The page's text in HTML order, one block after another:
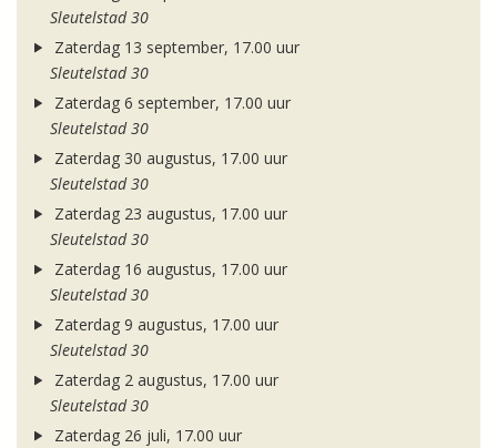
Sleutelstad 30
Zaterdag 13 september, 17.00 uur
Sleutelstad 30
Zaterdag 6 september, 17.00 uur
Sleutelstad 30
Zaterdag 30 augustus, 17.00 uur
Sleutelstad 30
Zaterdag 23 augustus, 17.00 uur
Sleutelstad 30
Zaterdag 16 augustus, 17.00 uur
Sleutelstad 30
Zaterdag 9 augustus, 17.00 uur
Sleutelstad 30
Zaterdag 2 augustus, 17.00 uur
Sleutelstad 30
Zaterdag 26 juli, 17.00 uur